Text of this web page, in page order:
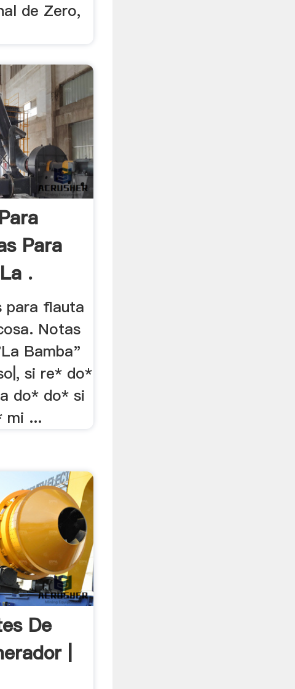
de Zero,
Para
.
para flauta
Notas
Bamba"
si re* do*
do* do* si
mi ...
De
|